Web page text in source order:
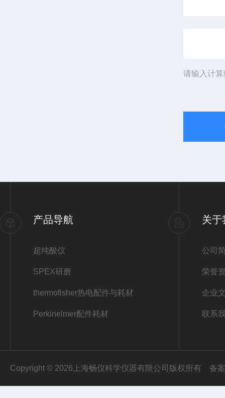
请输入计
产品导航
超纯酸仪
SPEX研磨
thermofisher热电配件与耗材
Perkinelmer配件耗材
关于
公司
荣誉
企业
联系
Copyright © 2026上海畅仪科学仪器有限公司版权所有 备